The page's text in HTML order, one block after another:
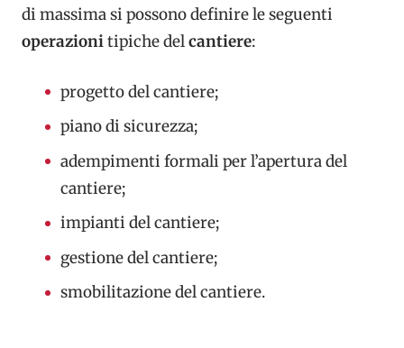
di massima si possono definire le seguenti
operazionitipiche delcantiere:
progetto del cantiere;
piano di sicurezza;
adempimenti formali per l’apertura del
cantiere;
impianti del cantiere;
gestione del cantiere;
smobilitazione del cantiere.